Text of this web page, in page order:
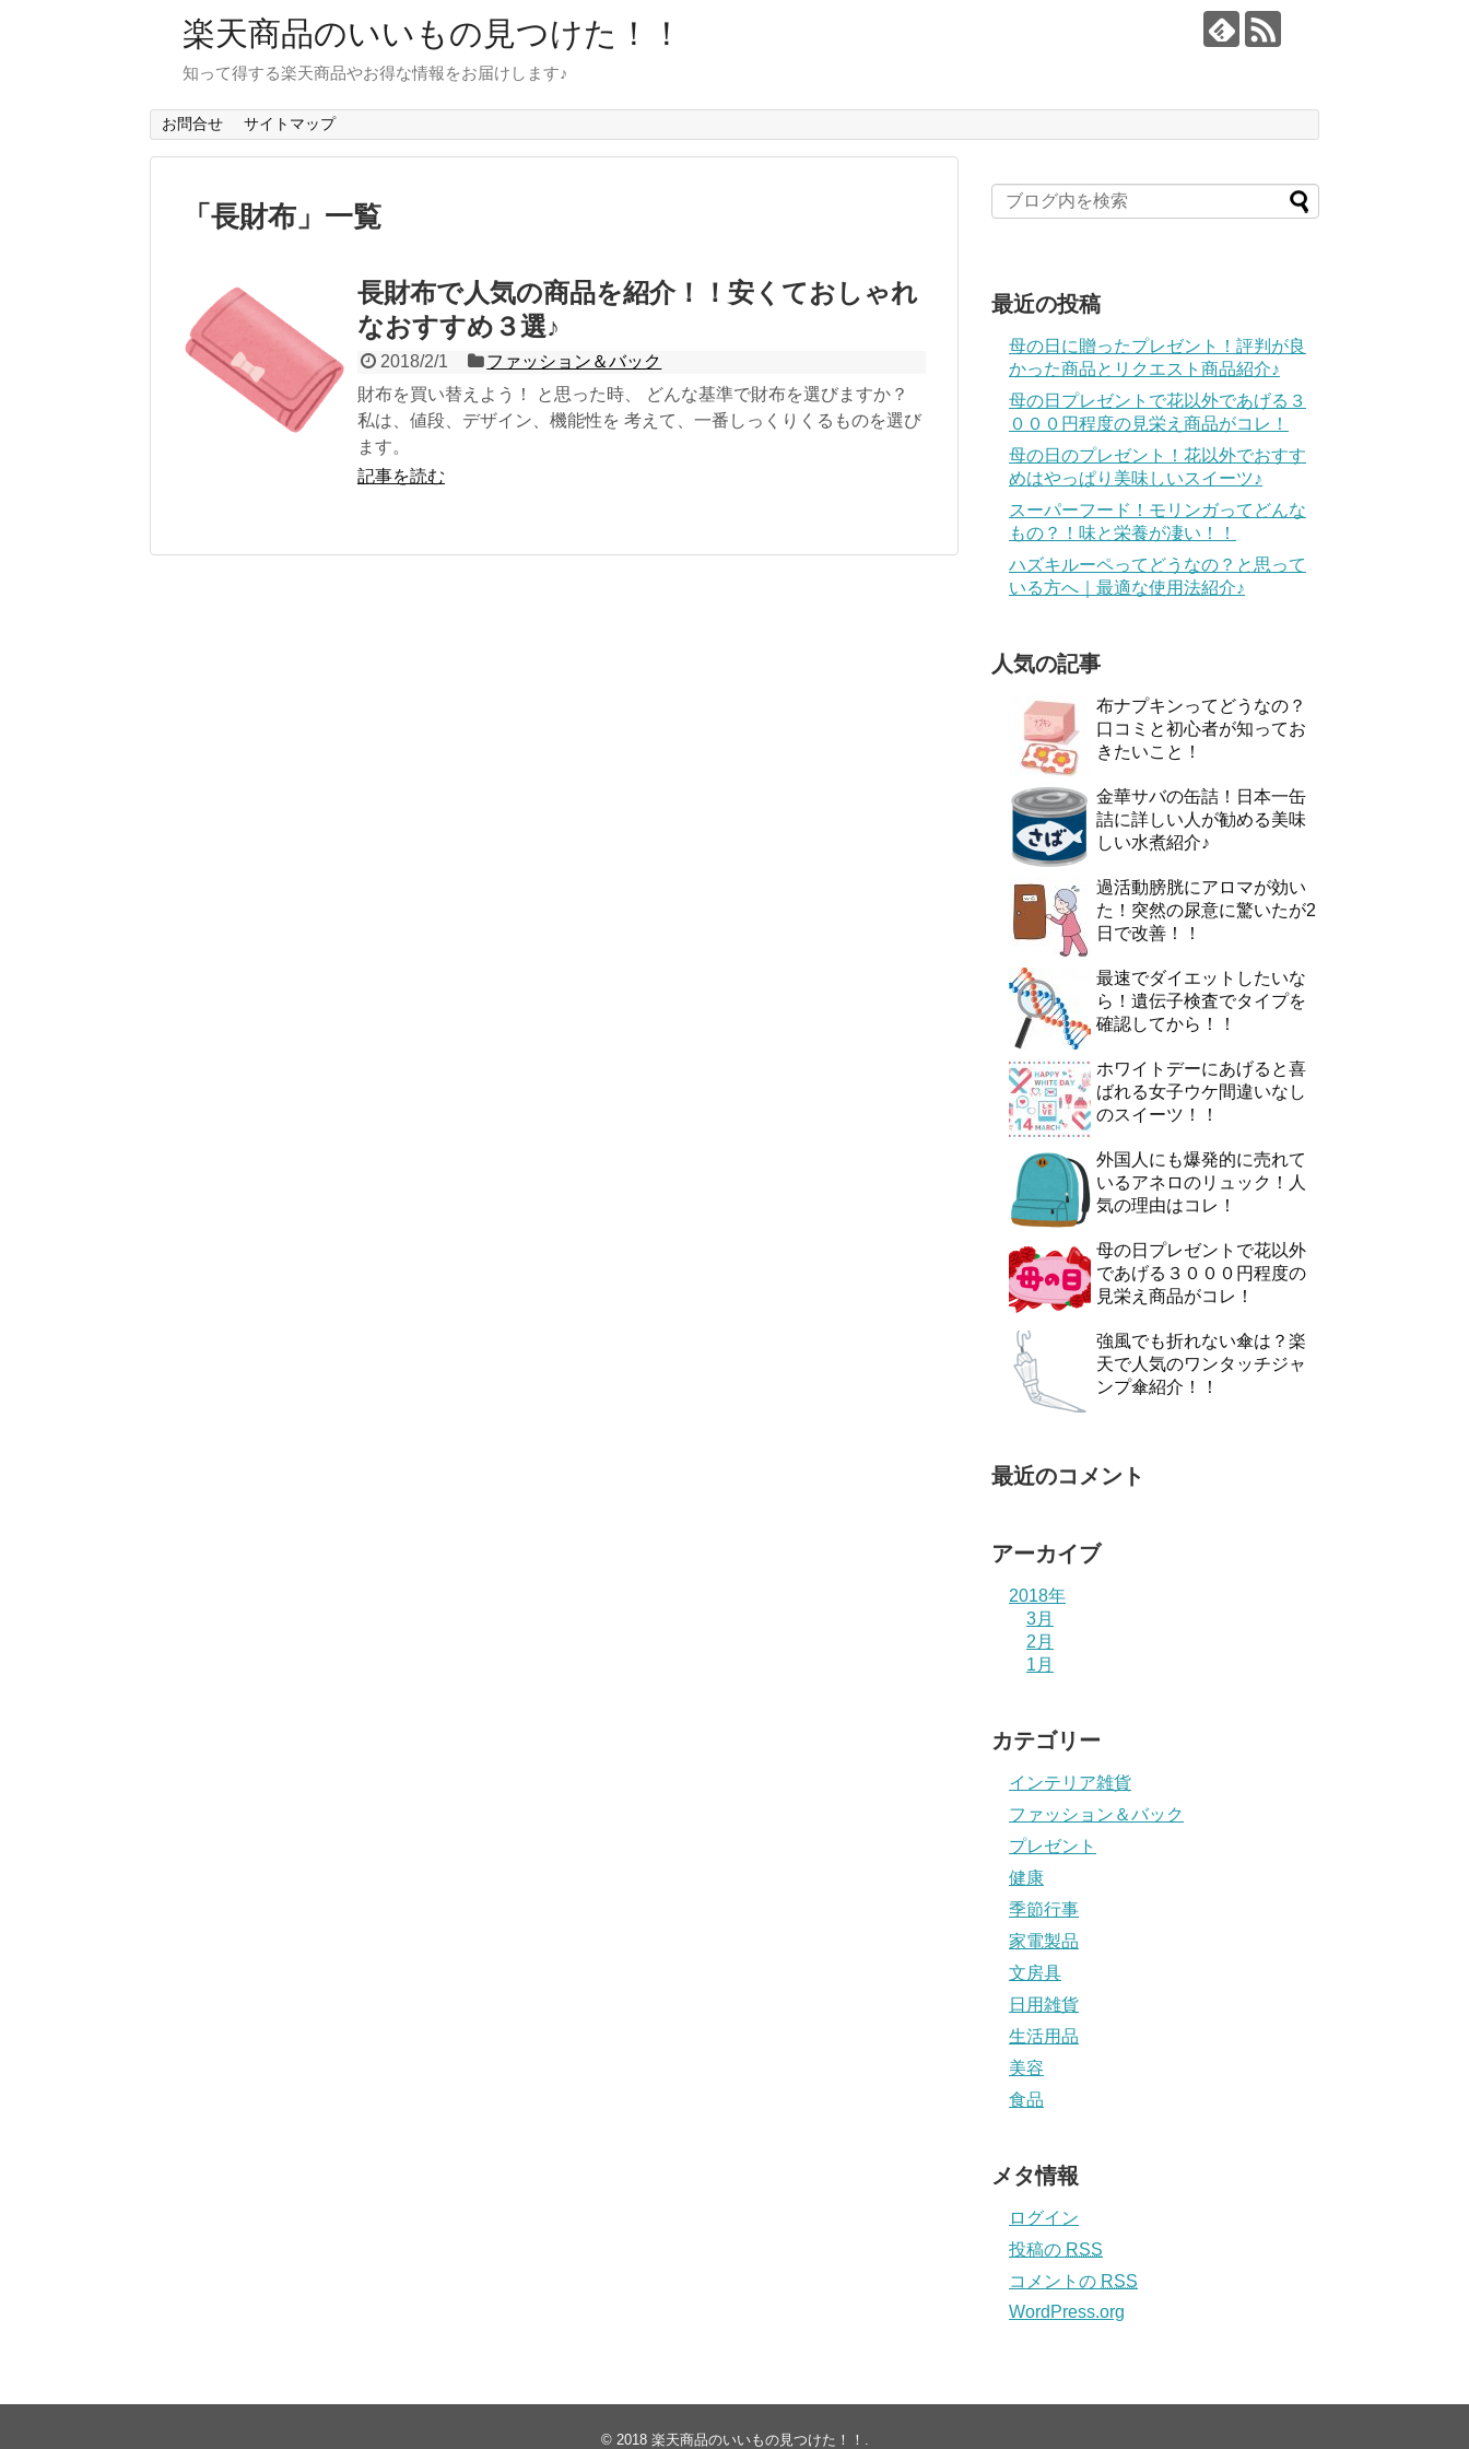
楽天商品のいいもの見つけた！！
知って得する楽天商品やお得な情報をお届けします♪
お問合せ サイトマップ
「 長財布 」 一覧
長財布で人気の商品を紹介！！安くておしゃれ
なおすすめ３選♪
2018/2/1
ファッション＆バック
財布を買い替えよう！ と思った時、 どんな基準で財布を選びますか？
私は、値段、デザイン、機能性を 考えて、一番しっくりくるものを選び
ます。
記事を読む
最近の投稿
母の日に贈ったプレゼント！評判が良
かった商品とリクエスト商品紹介♪
母の日プレゼントで花以外であげる３
０００円程度の見栄え商品がコレ！
母の日のプレゼント！花以外でおすす
めはやっぱり美味しいスイーツ♪
スーパーフード！モリンガってどんな
もの？！味と栄養が凄い！！
ハズキルーペってどうなの？と思って
いる方へ｜最適な使用法紹介♪
人気の記事
布ナプキンってどうなの？
口コミと初心者が知ってお
きたいこと！
金華サバの缶詰！日本一缶
詰に詳しい人が勧める美味
しい水煮紹介♪
過活動膀胱にアロマが効い
た！突然の尿意に驚いたが2
日で改善！！
最速でダイエットしたいな
ら！遺伝子検査でタイプを
確認してから！！
ホワイトデーにあげると喜
ばれる女子ウケ間違いなし
のスイーツ！！
外国人にも爆発的に売れて
いるアネロのリュック！人
気の理由はコレ！
母の日プレゼントで花以外
であげる３０００円程度の
見栄え商品がコレ！
強風でも折れない傘は？楽
天で人気のワンタッチジャ
ンプ傘紹介！！
最近のコメント
アーカイブ
2018年
3月
2月
1月
カテゴリー
インテリア雑貨
ファッション＆バック
プレゼント
健康
季節行事
家電製品
文房具
日用雑貨
生活用品
美容
食品
メタ情報
ログイン
投稿の RSS
コメントの RSS
WordPress.org
© 2018 楽天商品のいいもの見つけた！！ .